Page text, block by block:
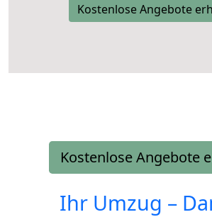
Kostenlose Angebote
Kostenlose Angebote
Ihr Umzug –